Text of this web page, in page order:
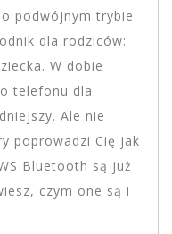
podwójnym trybie
dla rodziców:
W dobie
telefonu dla
Ale nie
poprowadzi Cię jak
Bluetooth są już
czym one są i